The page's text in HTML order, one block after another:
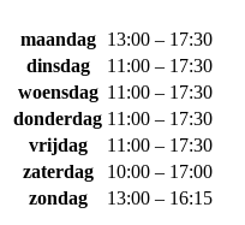
maandag
13:00 – 17:30
dinsdag
11:00 – 17:30
woensdag 11:00 – 17:30
donderdag 11:00 – 17:30
vrijdag
11:00 – 17:30
zaterdag
10:00 – 17:00
zondag
13:00 – 16:15